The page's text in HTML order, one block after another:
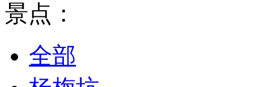
景点：
全部